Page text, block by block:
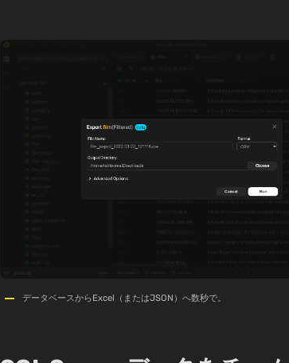
データベースからExcel（またはJSON）へ数秒で。